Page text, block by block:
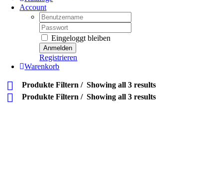
Account
Username:
Password:
Eingeloggt bleiben
Registrieren
Warenkorb
Produkte Filtern
Showing all 3 results
Produkte Filtern
Showing all 3 results